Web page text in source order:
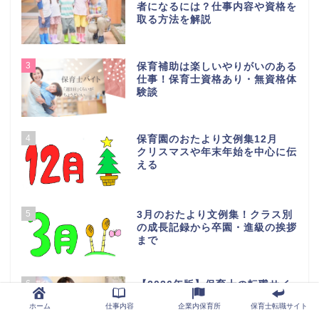
者になるには？仕事内容や資格を
取る方法を解説
3
保育補助は楽しいやりがいのある
仕事！保育士資格あり・無資格体
験談
4
保育園のおたより文例集12月
クリスマスや年末年始を中心に伝
える
5
3月のおたより文例集！クラス別
の成長記録から卒園・進級の挨拶
まで
6
【2026年版】保育士の転職サイ
ト/おすすめ人気ランキング
ホーム 仕事内容 企業内保育所 保育士転職サイト